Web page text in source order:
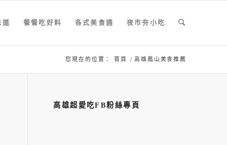
道 餐餐吃好料 各式美食通 夜市夯小吃
您現在的位置： 首頁 / 高雄鳳山美食推薦
高雄超愛吃FB粉絲專頁